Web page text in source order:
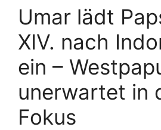
Umar lädt
XIV. nach
ein –
unerwartet in
Fokus